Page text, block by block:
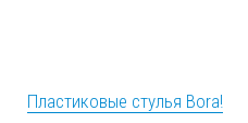
Пластиковые стулья Bora!